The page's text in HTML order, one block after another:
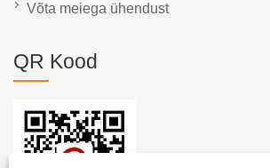
Võta meiega ühendust
QR Kood